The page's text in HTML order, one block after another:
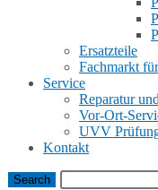
Ersatzteile
Fachmarkt
Service
Reparatur
Vor-Ort-
UVV
Kontakt